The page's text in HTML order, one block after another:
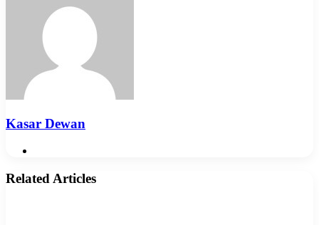
Kasar Dewan
Related Articles